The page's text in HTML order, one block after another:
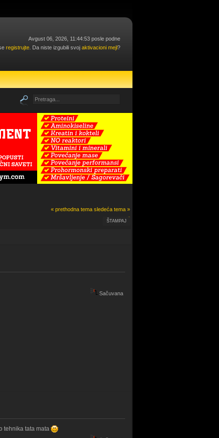
Avgust 06, 2026, 11:44:53 posle podne
registrujte . Da niste izgubili svoj aktivacioni mejl?
« prethodna tema sledeća tema »
ŠTAMPAJ
Sačuvana
tehnika tata mata